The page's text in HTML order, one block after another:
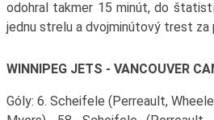
odohral takmer 15 minút, do
jednu strelu a dvojminútový trest za
WINNIPEG JETS - VANCOUVER
Góly: 6. Scheifele (Perreault,